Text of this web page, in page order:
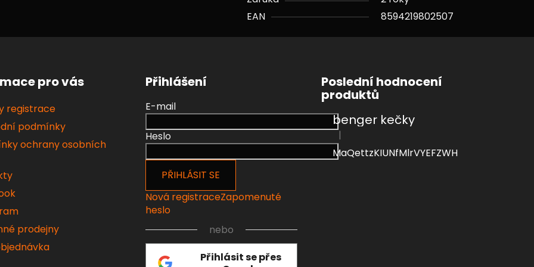
EAN
8594219802507
pro vás
registrace
podmínky
ochrany osobních
prodejny
Přihlášení
E-mail
Heslo
PŘIHLÁSIT SE
Nová registraceZapomenuté
heslo
nebo
Přihlásit se přes
Poslední hodnocení
produktů
benger kečky
Hodnocení produktu je 4 z 5 hvězdiček.
|
MaQettzKIUNfMlrVYEFZWH